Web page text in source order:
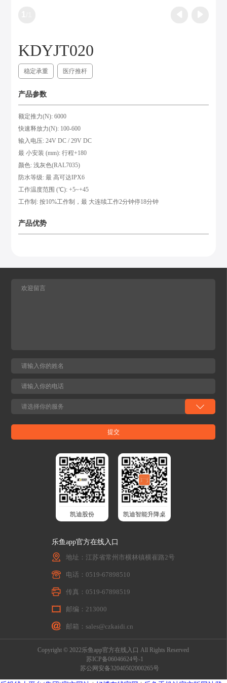
KDYJT020
稳定承重 医疗推杆
产品参数
额定推力(N): 6000
快速释放力(N): 100-600
输入电压: 24V DC / 29V DC
最 小安装 (mm): 行程+180
颜色: 浅灰色(RAL7035)
防水等级: 最 高可达IPX6
工作温度范围 (℃): +5~+45
工作制: 按10%工作制，最 大连续工作2分钟停18分钟
产品优势
凯迪股份 凯迪智能升降桌
乐鱼app官方在线入口
地址：江苏省常州市横林镇横崔路2号
电话：0519-67898510
传真：0519-67898519
邮编：213000
邮箱：sales@czkaidi.cn
Copyright © 2022乐鱼app官方在线入口 All Rights Reserved
苏ICP备06046624号-1
苏公网安备32040502000265号